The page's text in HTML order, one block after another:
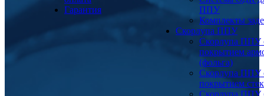
Гарантия
ППУ
Комплекты
Скорлупа ППУ
Скорлупа ППУ
покрытием
(фольга)
Скорлупа ППУ
покрытием
Скорлупа ППУ